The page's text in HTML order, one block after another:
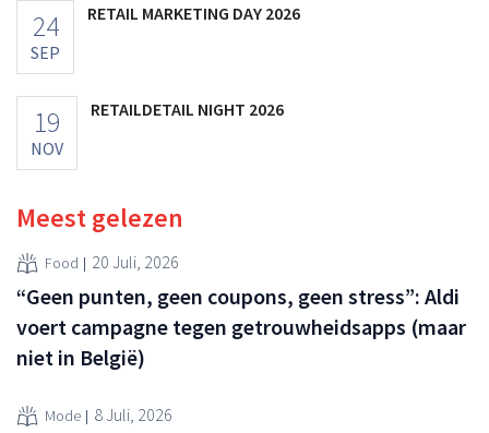
24
SEP
RETAIL MARKETING DAY 2026
19
NOV
RETAILDETAIL NIGHT 2026
Meest gelezen
Food 20 Juli, 2026
“Geen punten, geen coupons, geen stress”: Aldi
voert campagne tegen getrouwheidsapps (maar
niet in België)
Mode 8 Juli, 2026